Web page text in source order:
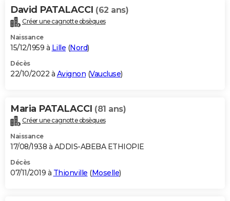
Bricolage
Lifestyle
Culture
Sport
Auto
Television
Voyage
Cinema
David PATALACCI (62 ans)
Créer une cagnotte obsèques
Naissance
15/12/1959 à Lille (Nord)
Décès
22/10/2022 à Avignon (Vaucluse)
Maria PATALACCI (81 ans)
Créer une cagnotte obsèques
Naissance
17/08/1938 à ADDIS-ABEBA ETHIOPIE
Décès
07/11/2019 à Thionville (Moselle)